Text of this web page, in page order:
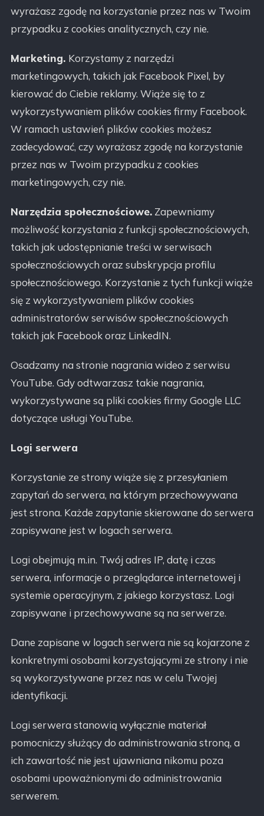
wyrażasz zgodę na korzystanie przez nas w Twoim
przypadku z cookies analitycznych, czy nie.
Marketing. Korzystamy z narzędzi
marketingowych, takich jak Facebook Pixel, by
kierować do Ciebie reklamy. Wiąże się to z
wykorzystywaniem plików cookies firmy Facebook.
W ramach ustawień plików cookies możesz
zadecydować, czy wyrażasz zgodę na korzystanie
przez nas w Twoim przypadku z cookies
marketingowych, czy nie.
Narzędzia społecznościowe.Zapewniamy
możliwość korzystania z funkcji społecznościowych,
takich jak udostępnianie treści w serwisach
społecznościowych oraz subskrypcja profilu
społecznościowego. Korzystanie z tych funkcji wiąże
się z wykorzystywaniem plików cookies
administratorów serwisów społecznościowych
takich jak Facebook oraz LinkedIN.
Osadzamy na stronie nagrania wideo z serwisu
YouTube. Gdy odtwarzasz takie nagrania,
wykorzystywane są pliki cookies firmy Google LLC
dotyczące usługi YouTube.
Logi serwera
Korzystanie ze strony wiąże się z przesyłaniem
zapytań do serwera, na którym przechowywana
jest strona. Każde zapytanie skierowane do serwera
zapisywane jest w logach serwera.
Logi obejmują m.in. Twój adres IP, datę i czas
serwera, informacje o przeglądarce internetowej i
systemie operacyjnym, z jakiego korzystasz. Logi
zapisywane i przechowywane są na serwerze.
Dane zapisane w logach serwera nie są kojarzone z
konkretnymi osobami korzystającymi ze strony i nie
są wykorzystywane przez nas w celu Twojej
identyfikacji.
Logi serwera stanowią wyłącznie materiał
pomocniczy służący do administrowania stroną, a
ich zawartość nie jest ujawniana nikomu poza
osobami upoważnionymi do administrowania
serwerem.